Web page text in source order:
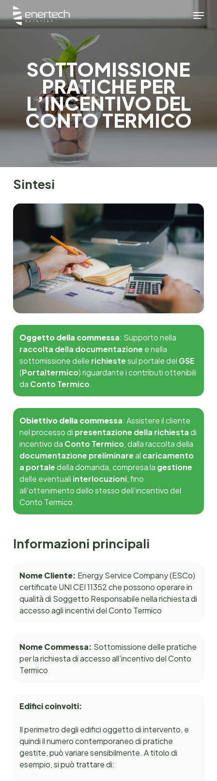
Skip
main
Menu
SOTTOMISSIONE
PRATICHE PER
L’INCENTIVO DEL
CONTO TERMICO
Sintesi
Oggetto della commessa: Supporto nella
raccolta della documentazione e nella
sottomissione delle richiestesul portale del GSE
(Portaltermico) riguardante i contributi ottenibili
da Conto Termico.
Obiettivo della commessa:Assistere il cliente
nel processo di presentazione della richiestadi
incentivoda Conto Termico, dalla raccolta della
documentazione preliminareal caricamento
a portaledella domanda, compresa la gestione
delle eventuali interlocuzioni, fino
all’ottenimento dello stesso dell’incentivo del
Conto Termico.
Informazioni principali
Nome Cliente: Energy Service Company (ESCo)
certificate UNI CEI 11352 che possono operare in
qualità di Soggetto Responsabile nella richiesta di
accesso agli incentivi del Conto Termico
Nome Commessa: Sottomissione delle pratiche
per la richiesta di accesso all’incentivo del Conto
Termico
Edifici coinvolti:
Il perimetro degli edifici oggetto di intervento, e
quindi il numero contemporaneo di pratiche
gestite, può variare sensibilmente. A titolo di
esempio, si può trattare di: